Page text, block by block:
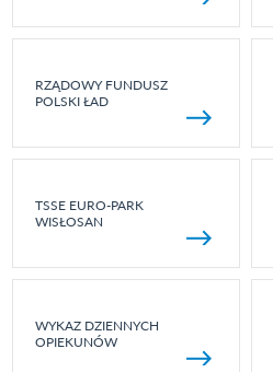
RZĄDOWY FUNDUSZ
POLSKI ŁAD
TSSE EURO-PARK
WISŁOSAN
WYKAZ DZIENNYCH
OPIEKUNÓW